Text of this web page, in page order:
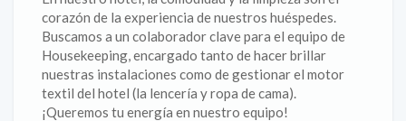
corazón de la experiencia de nuestros huéspedes.
Buscamos a un colaborador clave para el equipo de
Housekeeping, encargado tanto de hacer brillar
nuestras instalaciones como de gestionar el motor
textil del hotel (la lencería y ropa de cama).
¡Queremos tu energía en nuestro equipo!